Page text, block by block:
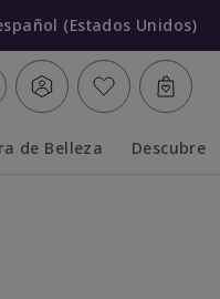
(Estados Unidos)
de Belleza Descubre